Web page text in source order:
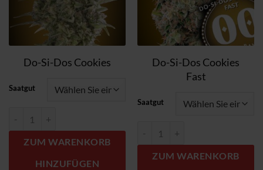
Do-Si-Dos Cookies
Saatgut
ZUM WARENKORB
HINZUFÜGEN
Do-Si-Dos Cookies
Fast
Saatgut
ZUM WARENKORB